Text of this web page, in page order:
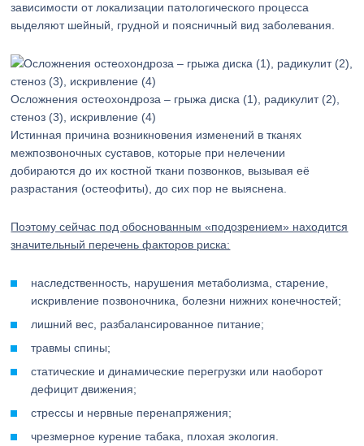
зависимости от локализации патологического процесса
выделяют шейный, грудной и поясничный вид заболевания.
Осложнения остеохондроза – грыжа диска (1), радикулит (2),
стеноз (3), искривление (4)
Истинная причина возникновения изменений в тканях
межпозвоночных суставов, которые при нелечении
добираются до их костной ткани позвонков, вызывая её
разрастания (остеофиты), до сих пор не выяснена.
Поэтому сейчас под обоснованным «подозрением» находится
значительный перечень факторов риска:
наследственность, нарушения метаболизма, старение,
искривление позвоночника, болезни нижних конечностей;
лишний вес, разбалансированное питание;
травмы спины;
статические и динамические перегрузки или наоборот
дефицит движения;
стрессы и нервные перенапряжения;
чрезмерное курение табака, плохая экология.